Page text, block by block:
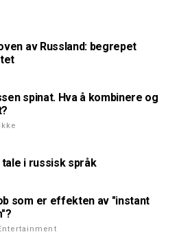
av Russland: begrepet
spinat. Hva å kombinere og
i russisk språk
som er effekten av "instant